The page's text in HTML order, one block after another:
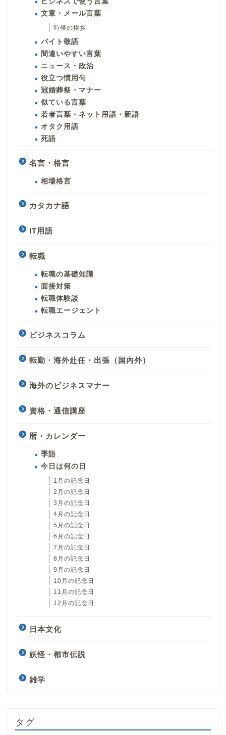
文章・メール言葉
時候の挨拶
バイト敬語
間違いやすい言葉
ニュース・政治
役立つ慣用句
冠婚葬祭・マナー
似ている言葉
若者言葉・ネット用語・新語
オタク用語
死語
名言・格言
相場格言
カタカナ語
IT用語
転職
転職の基礎知識
面接対策
転職体験談
転職エージェント
ビジネスコラム
転勤・海外赴任・出張（国内外）
海外のビジネスマナー
資格・通信講座
暦・カレンダー
季語
今日は何の日
1月の記念日
2月の記念日
3月の記念日
4月の記念日
5月の記念日
6月の記念日
7月の記念日
8月の記念日
9月の記念日
10月の記念日
11月の記念日
12月の記念日
日本文化
妖怪・都市伝説
雑学
タグ